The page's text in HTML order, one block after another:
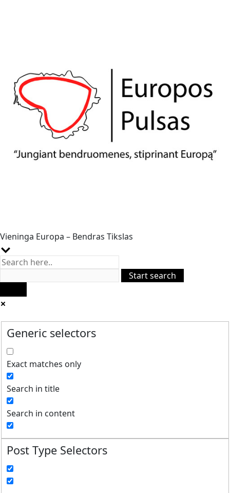
Vieninga Europa – Bendras Tikslas
Generic selectors
Exact matches only
Search in title
Search in content
Post Type Selectors